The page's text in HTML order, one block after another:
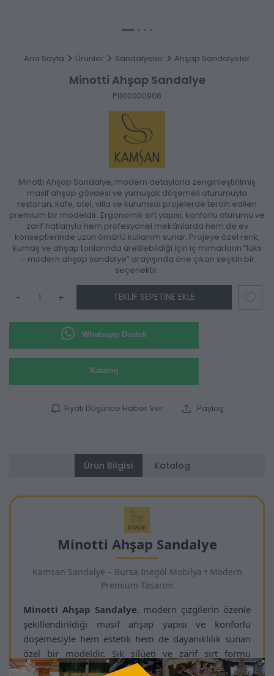
Ana Sayfa Ürünler Sandalyeler Ahşap Sandalyeler
Minotti Ahşap Sandalye
P000000908
Minotti Ahşap Sandalye, modern detaylarla zenginleştirilmiş
masif ahşap gövdesi ve yumuşak döşemeli oturumuyla
restoran, kafe, otel, villa ve kurumsal projelerde tercih edilen
premium bir modeldir. Ergonomik sırt yapısı, konforlu oturumu ve
zarif hatlarıyla hem profesyonel mekânlarda hem de ev
konseptlerinde uzun ömürlü kullanım sunar. Projeye özel renk,
kumaş ve ahşap tonlarında üretilebildiği için iç mimarların “lüks
– modern ahşap sandalye” arayışında öne çıkan seçkin bir
seçenektir.
- + TEKLIF SEPETINE EKLE
Whatsapp Destek
Katalog
Fiyatı Düşünce Haber Ver Paylaş
Ürün Bilgisi Katalog
Minotti Ahşap Sandalye
Kamsan Sandalye – Bursa İnegöl Mobilya • Modern
Premium Tasarım
Minotti Ahşap Sandalye, modern çizgilerin özenle
şekillendirildiği masif ahşap yapısı ve konforlu
döşemesiyle hem estetik hem de dayanıklılık sunan
özel bir modeldir. Şık silüeti ve zarif sırt formu
sayesinde her yaşam alanında prestijli bir görünüm